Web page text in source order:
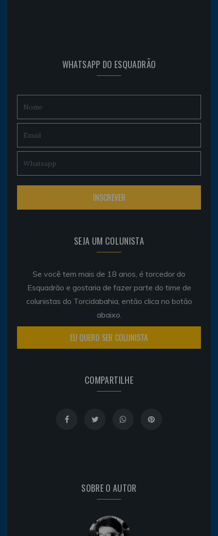
WHATSAPP DO ESQUADRÃO
SEJA UM COLUNISTA
Se você tem mais de 18 anos, é torcedor do
Esquadrão e gostaria de fazer parte do time de
colunistas do Torcidabahia, então clica no botão
abaixo.
EU QUERO SER COLUNISTA
COMPARTILHE
SOBRE O AUTOR